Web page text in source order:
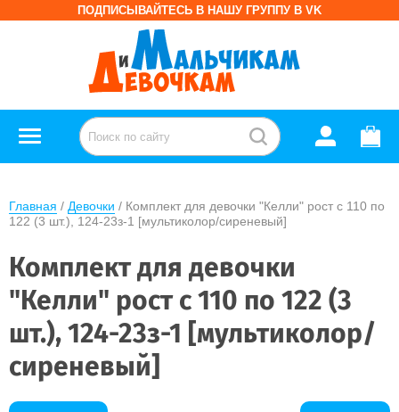
ПОДПИСЫВАЙТЕСЬ В НАШУ ГРУППУ В VK
Главная / Девочки / Комплект для девочки "Келли" рост с 110 по
122 (3 шт.), 124-23з-1 [мультиколор/сиреневый]
Комплект для девочки
"Келли" рост с 110 по 122 (3
шт.), 124-23з-1 [мультиколор/
сиреневый]